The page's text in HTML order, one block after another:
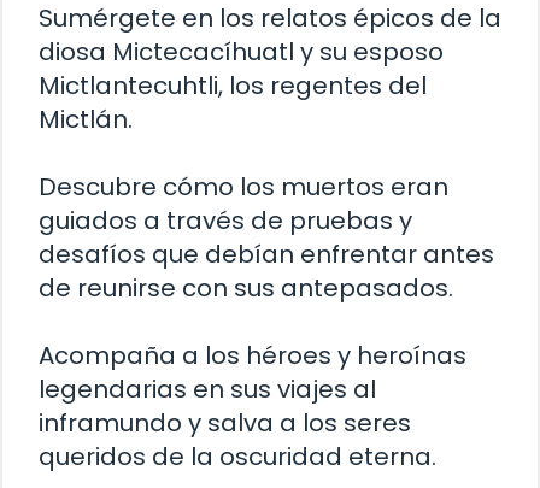
Sumérgete en los relatos épicos de la
diosa Mictecacíhuatl y su esposo
Mictlantecuhtli, los regentes del
Mictlán.
Descubre cómo los muertos eran
guiados a través de pruebas y
desafíos que debían enfrentar antes
de reunirse con sus antepasados.
Acompaña a los héroes y heroínas
legendarias en sus viajes al
inframundo y salva a los seres
queridos de la oscuridad eterna.